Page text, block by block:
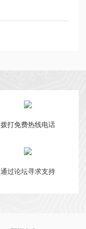
拨打免费热线电话
通过论坛寻求支持